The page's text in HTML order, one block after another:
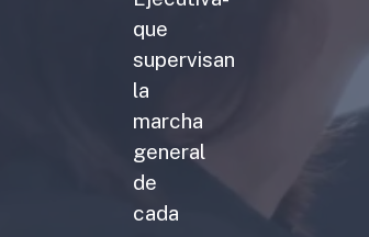
que
supervisan
la
marcha
general
de
cada